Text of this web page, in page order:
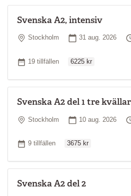
Svenska A2, intensiv
Plats
Stockholm Startdatum
31 aug. 2026
Antal tillfällen
19 tillfällen 6225 kr
Svenska A2 del 1 tre
Plats
Stockholm Startdatum
10 aug. 2026
Antal tillfällen
9 tillfällen 3675 kr
Svenska A2 del 2